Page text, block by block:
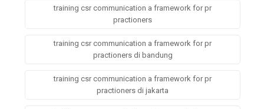
training csr communication a framework for pr
practioners
training csr communication a framework for pr
practioners di bandung
training csr communication a framework for pr
practioners di jakarta